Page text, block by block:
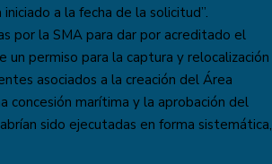
a la fecha de la solicitud”.
por la SMA para dar por acreditado el
permiso para la captura y relocalización
asociados a la creación del Área
concesión marítima y la aprobación del
sido ejecutadas en forma sistemática,